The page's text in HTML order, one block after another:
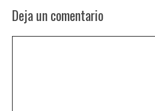
Deja un comentario